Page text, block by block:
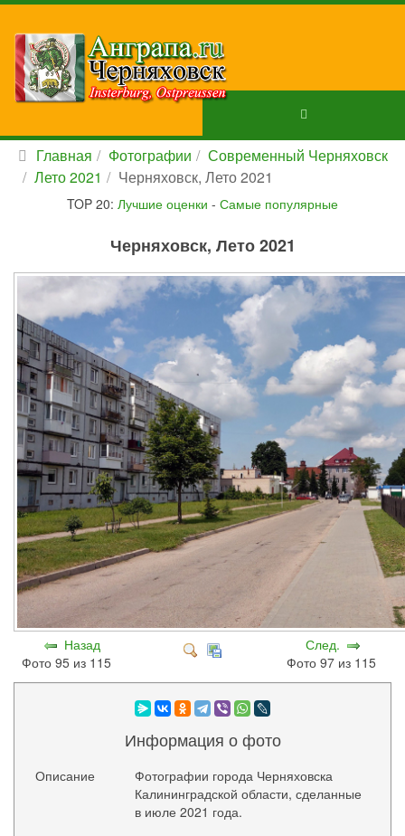
Главная Фотографии
Современный Черняховск
Лето 2021
Черняховск, Лето 2021
TOP 20: Лучшие оценки - Самые популярные
Черняховск, Лето 2021
Назад
Фото 95 из 115
След.
Фото 97 из 115
Информация о фото
Описание
Фотографии города Черняховска
Калининградской области, сделанные
в июле 2021 года.